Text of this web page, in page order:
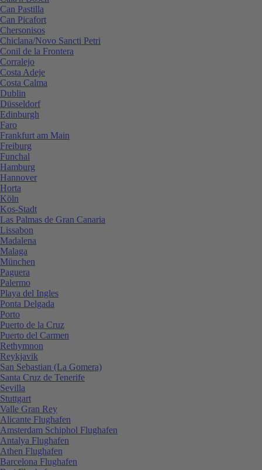
Can Pastilla
Can Picafort
Chersonisos
Chiclana/Novo Sancti Petri
Conil de la Frontera
Corralejo
Costa Adeje
Costa Calma
Dublin
Düsseldorf
Edinburgh
Faro
Frankfurt am Main
Freiburg
Funchal
Hamburg
Hannover
Horta
Köln
Kos-Stadt
Las Palmas de Gran Canaria
Lissabon
Madalena
Malaga
München
Paguera
Palermo
Playa del Ingles
Ponta Delgada
Porto
Puerto de la Cruz
Puerto del Carmen
Rethymnon
Reykjavik
San Sebastian (La Gomera)
Santa Cruz de Tenerife
Sevilla
Stuttgart
Valle Gran Rey
Alicante Flughafen
Amsterdam Schiphol Flughafen
Antalya Flughafen
Athen Flughafen
Barcelona Flughafen